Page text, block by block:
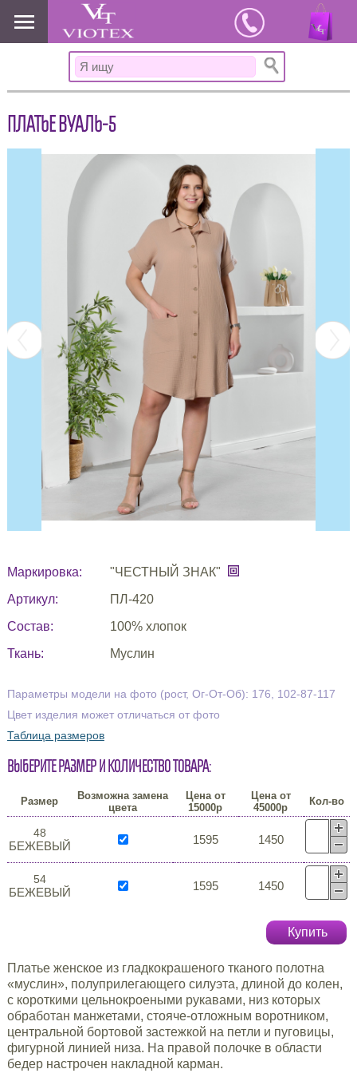
www.viotex37.ru
ПЛАТЬЕ ВУАЛЬ-5
Маркировка:
"ЧЕСТНЫЙ ЗНАК"
Артикул:
ПЛ-420
Состав:
100% хлопок
Ткань:
Муслин
Параметры модели на фото (рост, Ог-От-Об): 176, 102-87-117
Цвет изделия может отличаться от фото
Таблица размеров
Выберите размер и количество товара:
Размер
Возможна замена
цвета
Цена от
15000р
Цена от
45000р
Кол-во
48
БЕЖЕВЫЙ 1595 1450
54
БЕЖЕВЫЙ 1595 1450
Купить
Платье женское из гладкокрашеного тканого полотна
«муслин», полуприлегающего силуэта, длиной до колен,
с короткими цельнокроеными рукавами, низ которых
обработан манжетами, стояче-отложным воротником,
центральной бортовой застежкой на петли и пуговицы,
фигурной линией низа. На правой полочке в области
бедер настрочен накладной карман.